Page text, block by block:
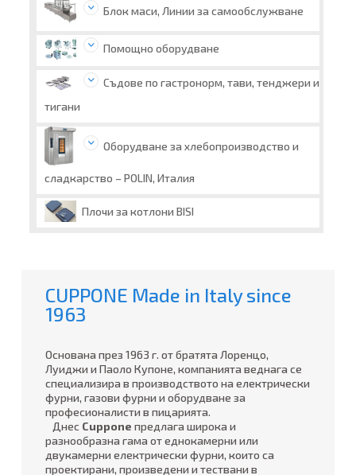
Блок маси, Линии за самообслужване
Помощно оборудване
Съдове по гастронорм, тави, тенджери и
тигани
Оборудване за хлебопроизводство и
сладкарство – POLIN, Италия
Плочи за котлони BISI
CUPPONE Made in Italy since
1963
Основана през 1963 г. от братята Лоренцо,
Луиджи и Паоло Купоне, компанията веднага се
специализира в производството на електрически
фурни, газови фурни и оборудване за
професионалисти в пицарията.
Днес Cuppone предлага широка и
разнообразна гама от еднокамерни или
двукамерни електрически фурни, които са
проектирани, произведени и тествани в